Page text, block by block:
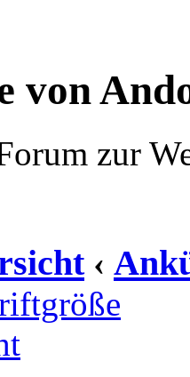
von
zur
‹